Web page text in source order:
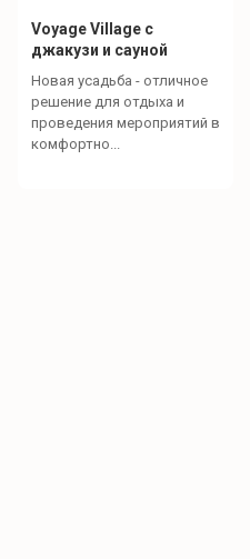
Voyage Village с
джакузи и сауной
Новая усадьба - отличное
решение для отдыха и
проведения мероприятий в
комфортно...